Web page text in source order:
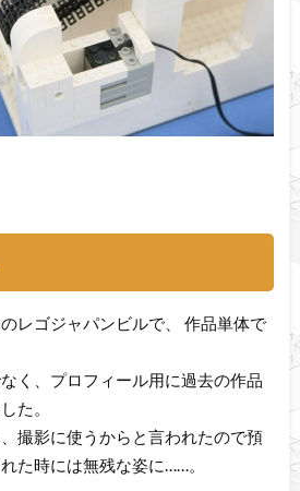
レゴジャパンビルで、 作品単体で
く、プロフィール用に過去の作品
た。
撮影に使うからと言われたので預
た時には無残な姿に……。